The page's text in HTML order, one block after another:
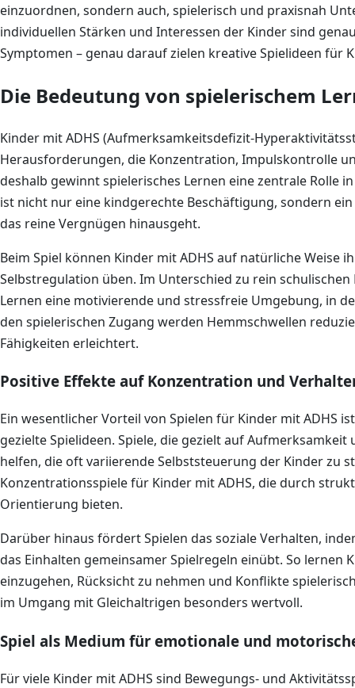
einzuordnen, sondern auch, spielerisch und praxisnah
individuellen Stärken und Interessen der Kinder sind
Symptomen – genau darauf zielen kreative Spielideen für
Die Bedeutung von spielerischem
Kinder mit ADHS (Aufmerksamkeitsdefizit-
Herausforderungen, die Konzentration, Impulskontrolle
deshalb gewinnt spielerisches Lernen eine zentrale Rolle
ist nicht nur eine kindgerechte Beschäftigung, sondern
das reine Vergnügen hinausgeht.
Beim Spiel können Kinder mit ADHS auf natürliche Weise
Selbstregulation üben. Im Unterschied zu rein
Lernen eine motivierende und stressfreie Umgebung, in
den spielerischen Zugang werden Hemmschwellen
Fähigkeiten erleichtert.
Positive Effekte auf Konzentration und
Ein wesentlicher Vorteil von Spielen für Kinder mit ADHS
gezielte Spielideen. Spiele, die gezielt auf
helfen, die oft variierende Selbststeuerung der Kinder zu
Konzentrationsspiele für Kinder mit ADHS, die durch
Orientierung bieten.
Darüber hinaus fördert Spielen das soziale Verhalten,
das Einhalten gemeinsamer Spielregeln einübt. So lernen
einzugehen, Rücksicht zu nehmen und Konflikte
im Umgang mit Gleichaltrigen besonders wertvoll.
Spiel als Medium für emotionale und
Für viele Kinder mit ADHS sind Bewegungs- und